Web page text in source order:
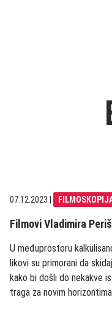
07.12.2023
Filmovi Vladimira
U međuprostoru
likovi su primorani da
kako bi došli do nekakve
traga za novim